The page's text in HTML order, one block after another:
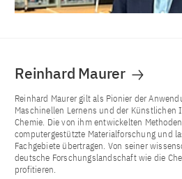
Reinhard Maurer
Reinhard Maurer gilt als Pionier der
Maschinellen Lernens und der Künstlichen
Chemie. Die von ihm entwickelten
computergestützte Materialforschung und
Fachgebiete übertragen. Von seiner
deutsche Forschungslandschaft wie die
profitieren.